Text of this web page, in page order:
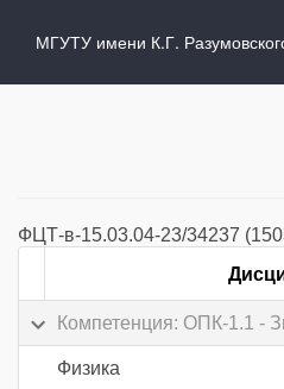
МГУТУ имени К.Г.
ФЦТ-в-15.03.04-23/34237
Компетенция: ОПК-1.1 -
Физика